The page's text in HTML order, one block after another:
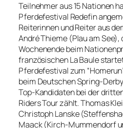
Teilnehmer aus 15 Nationen
Pferdefestival Redefin
Reiterinnen und Reiter aus
André Thieme (Plau am
Wochenende beim
französischen La Baule
Pferdefestival zum
beim Deutschen Spring-
Top-Kandidaten bei der
Riders Tour zählt. Thomas
Christoph Lanske
Maack (Kirch-Mummendorf